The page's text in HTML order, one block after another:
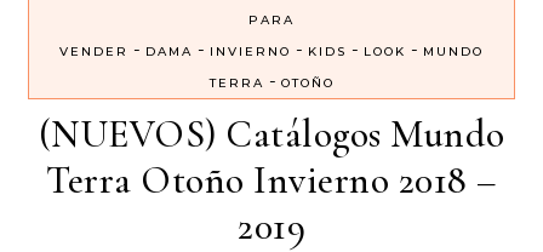
PARA
VENDER
- DAMA - INVIERNO - KIDS - LOOK - MUNDO
TERRA - OTOÑO
(NUEVOS) Catálogos Mundo
Terra Otoño Invierno 2018 –
2019